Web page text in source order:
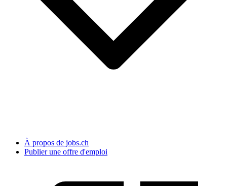
À propos de jobs.ch
Publier une offre d'emploi